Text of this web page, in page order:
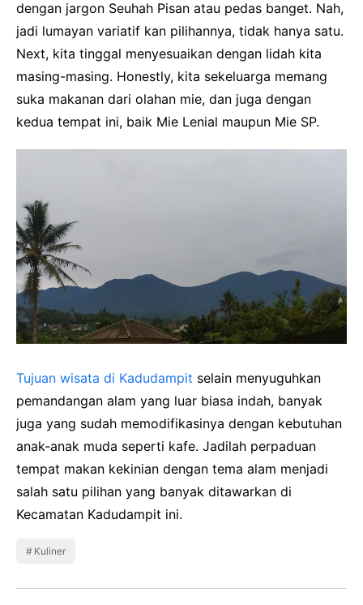
dengan jargon Seuhah Pisan atau pedas banget. Nah,
jadi lumayan variatif kan pilihannya, tidak hanya satu.
Next, kita tinggal menyesuaikan dengan lidah kita
masing-masing. Honestly, kita sekeluarga memang
suka makanan dari olahan mie, dan juga dengan
kedua tempat ini, baik Mie Lenial maupun Mie SP.
Tujuan wisata di Kadudampit selain menyuguhkan
pemandangan alam yang luar biasa indah, banyak
juga yang sudah memodifikasinya dengan kebutuhan
anak-anak muda seperti kafe. Jadilah perpaduan
tempat makan kekinian dengan tema alam menjadi
salah satu pilihan yang banyak ditawarkan di
Kecamatan Kadudampit ini.
Kuliner